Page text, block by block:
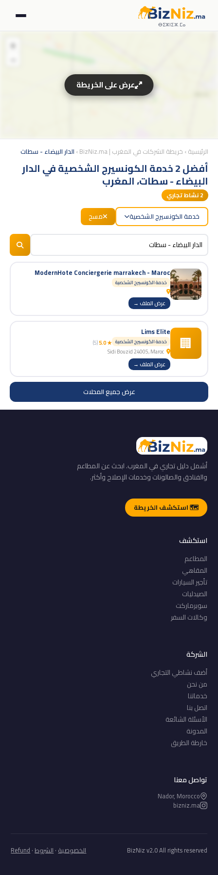
ⴱⵉⵣⵏⵉⵣ.ⵎⴰ
الرئيسية› خريطة الشركات في المغرب | BizNiz.ma › الدار البيضاء - سطات
أفضل 2 خدمة الكونسيرج الشخصية في الدار
البيضاء - سطات، المغرب
2نشاط تجاري
خدمة الكونسيرج الشخصية مسح
ModernHote Conciergerie marrakech - Maroc
خدمة الكونسيرج الشخصية
عرض الملف →
🏢
Lims Elite
خدمة الكونسيرج الشخصية ★ 5.0
(5)
عرض الملف →
عرض جميع المحلات
+
BizNiz.ma
عرض على الخريطة
أشمل دليل تجاري في المغرب. ابحث عن المطاعم
والفنادق والصالونات وخدمات الإصلاح وأكثر.
🗺️ استكشف الخريطة
استكشف
المطاعم
المقاهي
تأجير السيارات
الصيدليات
سوبرماركت
وكالات السفر
الشركة
أضف نشاطي التجاري
من نحن
خدماتنا
اتصل بنا
الأسئلة الشائعة
المدونة
خارطة الطريق
تواصل معنا
Nador, Morocco
bizniz.ma
BizNiz v2.0 All rights reserved الخصوصية·الشروط·
Refund